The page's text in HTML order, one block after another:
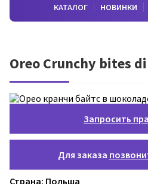
КАТАЛОГ НОВИНКИ
Oreo Crunchy bites
Запросить
Для заказа
Страна: Польша